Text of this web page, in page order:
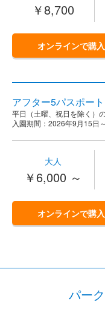
￥8,700
オンラインで購入
アフター5パスポート
平日（土曜、祝日を除く）
入園期間：2026年9月15日～
大人
￥6,000 ～
オンラインで購入
パー